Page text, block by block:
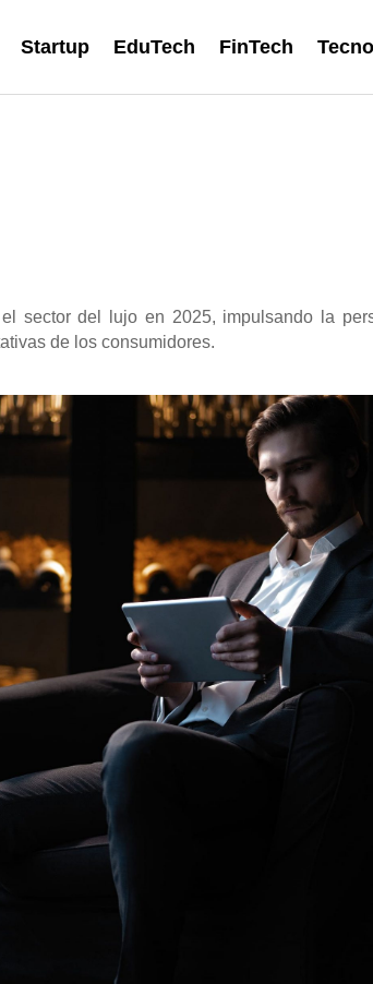
Startup EduTech FinTech
sector del lujo en 2025, impulsando la
de los consumidores.